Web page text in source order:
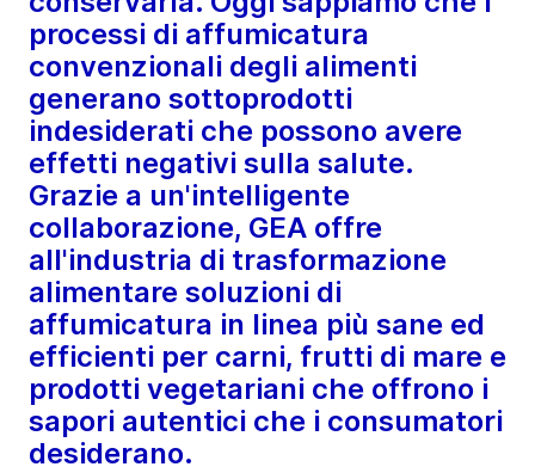
processi di affumicatura
convenzionali degli alimenti
generano sottoprodotti
indesiderati che possono avere
effetti negativi sulla salute.
Grazie a un'intelligente
collaborazione, GEA offre
all'industria di trasformazione
alimentare soluzioni di
affumicatura in linea più sane ed
efficienti per carni, frutti di mare e
prodotti vegetariani che offrono i
sapori autentici che i consumatori
desiderano.